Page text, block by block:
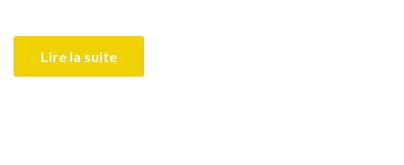
Lire la suite